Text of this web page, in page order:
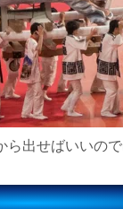
ら出せばいいので